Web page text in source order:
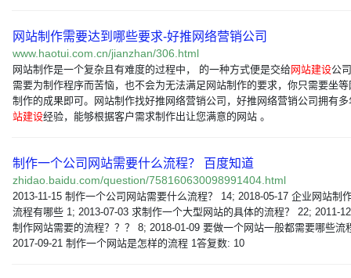
网站制作需要达到哪些要求-好推网络营销公司
www.haotui.com.cn/jianzhan/306.html
网站制作是一个复杂且有难度的过程中， 的一种方式便是交给网站建设公
需要为制作程序而苦恼，也不会为无法满足网站制作的要求，你只需要坐等
制作的成果即可。网站制作找好推网络营销公司，好推网络营销公司拥有多
站建设经验，能够根据客户需求制作出让您满意的网站 。
制作一个公司网站需要什么流程？ 百度知道
zhidao.baidu.com/question/758160630098991404.html
2013-11-15 制作一个公司网站需要什么流程？ 14; 2018-05-17 企业网站制
流程有哪些 1; 2013-07-03 求制作一个大型网站的具体的流程？ 22; 2011-
制作网站需要的流程？？？ 8; 2018-01-09 要做一个网站一般都需要哪些流
2017-09-21 制作一个网站是怎样的流程 1答复数: 10